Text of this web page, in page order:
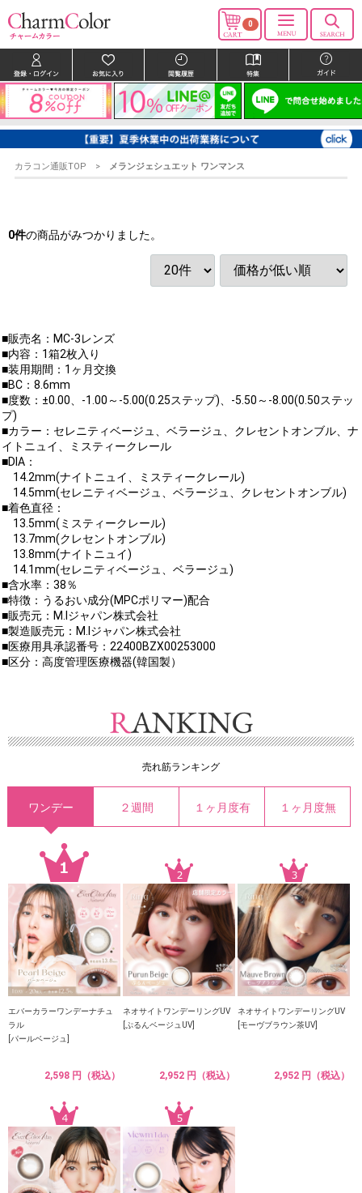
0
カラコン通販TOP メランジェシュエット ワンマンス
0件の商品がみつかりました。
■販売名：MC-3レンズ
■内容：1箱2枚入り
■装用期間：1ヶ月交換
■BC：8.6mm
■度数：±0.00、-1.00～-5.00(0.25ステップ)、-5.50～-8.00(0.50ステッ
プ)
■カラー：セレニティベージュ、ベラージュ、クレセントオンブル、ナ
イトニュイ、ミスティークレール
■DIA：
14.2mm(ナイトニュイ、ミスティークレール)
14.5mm(セレニティベージュ、ベラージュ、クレセントオンブル)
■着色直径：
13.5mm(ミスティークレール)
13.7mm(クレセントオンブル)
13.8mm(ナイトニュイ)
14.1mm(セレニティベージュ、ベラージュ)
■含水率：38％
■特徴：うるおい成分(MPCポリマー)配合
■販売元：M.Iジャパン株式会社
■製造販売元：M.Iジャパン株式会社
■医療用具承認番号：22400BZX00253000
■区分：高度管理医療機器(韓国製）
売れ筋ランキング
ワンデー ２週間 １ヶ月度有 １ヶ月度無
エバーカラーワンデーナチュ
ラル
[パールベージュ]
2,598 円（税込）
ネオサイトワンデーリングUV
[ぷるんベージュUV]
2,952 円（税込）
ネオサイトワンデーリングUV
[モーヴブラウン茶UV]
2,952 円（税込）